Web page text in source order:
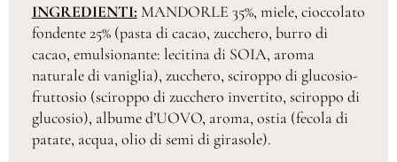
INGREDIENTI: MANDORLE 35%, miele, cioccolato
fondente 25% (pasta di cacao, zucchero, burro di
cacao, emulsionante: lecitina di SOIA, aroma
naturale di vaniglia), zucchero, sciroppo di glucosio-
fruttosio (sciroppo di zucchero invertito, sciroppo di
glucosio), albume d’UOVO, aroma, ostia (fecola di
patate, acqua, olio di semi di girasole).